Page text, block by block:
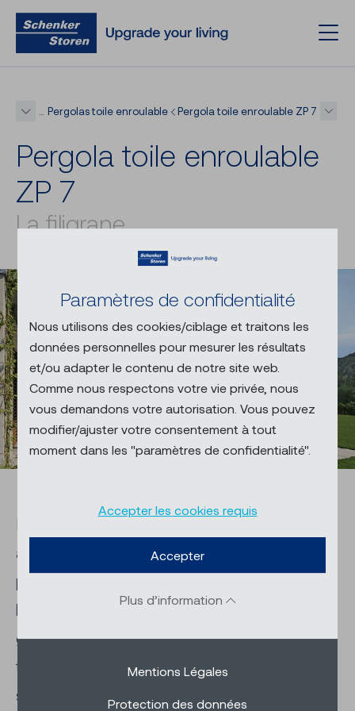
Paramètres de confidentialité
Nous utilisons des cookies/ciblage et traitons les
données personnelles pour mesurer les résultats
et/ou adapter le contenu de notre site web.
Comme nous respectons votre vie privée, nous
vous demandons votre autorisation. Vous pouvez
modifier/ajuster votre consentement à tout
moment dans les "paramètres de confidentialité".
Accepter les cookies requis
Accepter
Plus d’information
Mentions Légales
Protection des données
Pergolas toile enroulable Pergola toile enroulable ZP 7
Per­go­la toile en­rou­lable
ZP 7
La filigrane
Notre pergola toile enroulable renforce les
avantages d’un store banne, car elle
protège également en toute fiabilité contre
le vent et la pluie. Avec ses lignes
gracieuses et délicates et la collection de
toiles résistantes à l’eau soigneusement
sélectionnée, elle s’adapte aux façades et